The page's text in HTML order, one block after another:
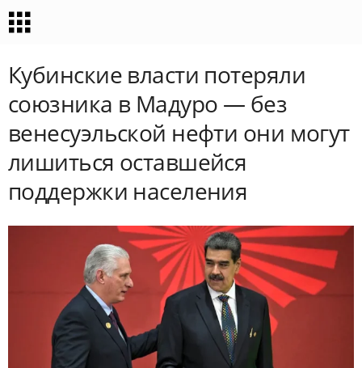
Кубинские власти потеряли
союзника в Мадуро — без
венесуэльской нефти они могут
лишиться оставшейся
поддержки населения